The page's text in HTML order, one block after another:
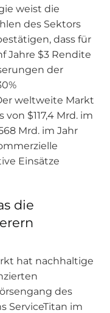
weist die
des Sektors
dass für
Jahre $3 Rendite
der
weltweite Markt
$117,4 Mrd. im
Mrd. im Jahr
Einsätze
die
hat nachhaltige
des
ServiceTitan im